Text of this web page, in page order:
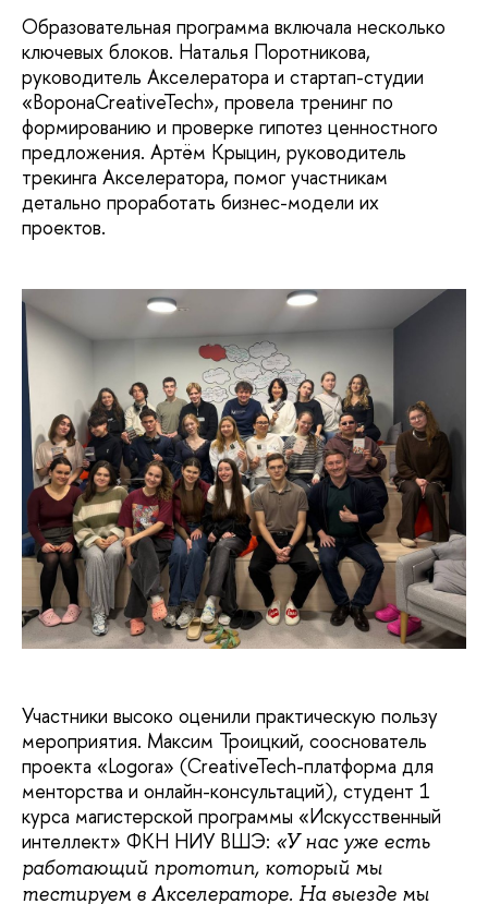
Образовательная программа включала несколько
ключевых блоков. Наталья Поротникова,
руководитель Акселератора и стартап-студии
«ВоронаCreativeTech», провела тренинг по
формированию и проверке гипотез ценностного
предложения. Артём Крыцин, руководитель
трекинга Акселератора, помог участникам
детально проработать бизнес-модели их
проектов.
Участники высоко оценили практическую пользу
мероприятия. Максим Троицкий, сооснователь
проекта «Logora» (CreativeTech-платформа для
менторства и онлайн-консультаций), студент 1
курса магистерской программы «Искусственный
интеллект» ФКН НИУ ВШЭ: «У нас уже есть
работающий прототип, который мы
тестируем в Акселераторе. На выезде мы